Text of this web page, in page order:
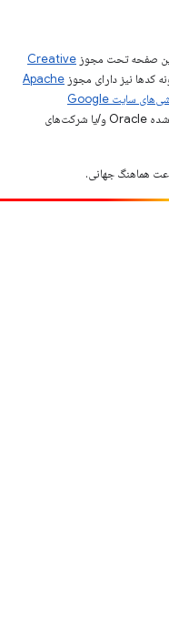
صفحه تحت مجوز Creative
کدها نیز دارای مجوز Apache
خطمشی‌های سایت Google
مراجعه کنید. جاوا علامت تجاری ثبت‌شده Oracle و/یا شرکت‌های